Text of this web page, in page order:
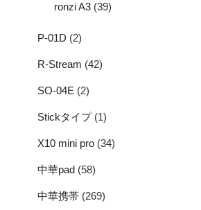
ronzi A3 (39)
P-01D (2)
R-Stream (42)
SO-04E (2)
Stickタイプ(1)
X10 mini pro (34)
中華pad (58)
中華携帯 (269)